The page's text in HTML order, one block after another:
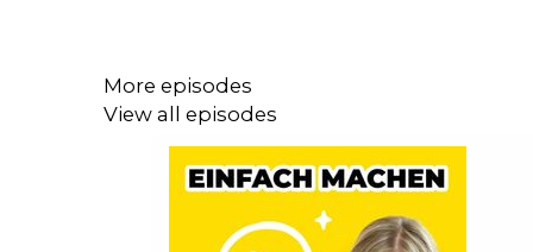
Du hast selbst eine inspirierende
More episodes
View all episodes